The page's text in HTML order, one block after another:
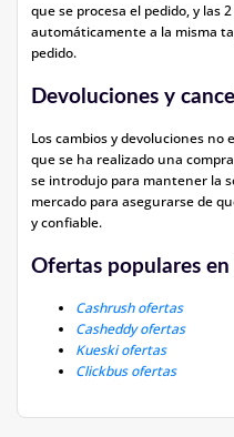
que se procesa el pedido, y las
automáticamente a la misma
pedido.
Devoluciones y
Los cambios y devoluciones no
que se ha realizado una
se introdujo para mantener la
mercado para asegurarse de
y confiable.
Ofertas populares
Cashrush ofertas
Casheddy ofertas
Kueski ofertas
Clickbus ofertas